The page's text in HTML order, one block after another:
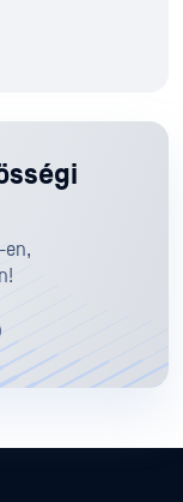
en,